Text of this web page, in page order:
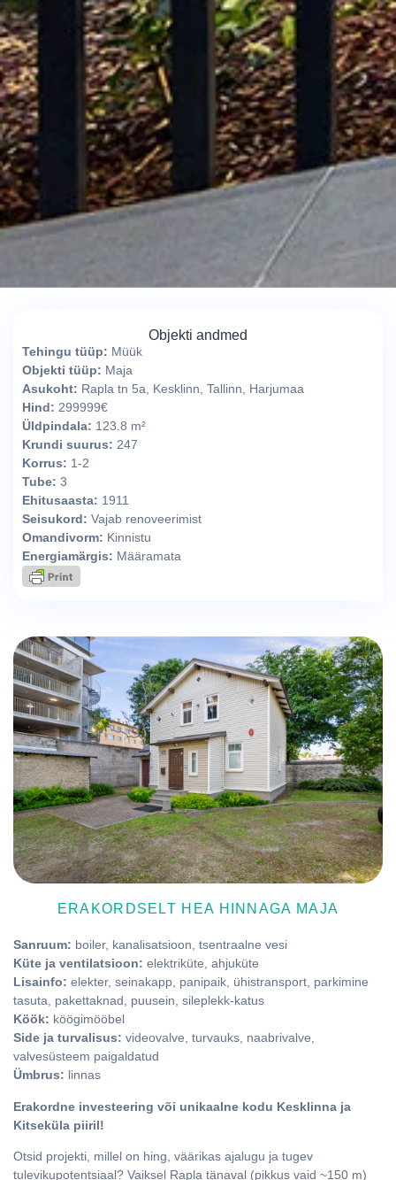
Objekti andmed
Tehingu tüüp: Müük
Objekti tüüp: Maja
Asukoht: Rapla tn 5a, Kesklinn, Tallinn, Harjumaa
Hind: 299999€
Üldpindala: 123.8 m²
Krundi suurus: 247
Korrus: 1-2
Tube: 3
Ehitusaasta: 1911
Seisukord: Vajab renoveerimist
Omandivorm: Kinnistu
Energiamärgis: Määramata
ERAKORDSELT HEA HINNAGA MAJA
Sanruum: boiler, kanalisatsioon, tsentraalne vesi
Küte ja ventilatsioon: elektriküte, ahjuküte
Lisainfo: elekter, seinakapp, panipaik, ühistransport, parkimine
tasuta, pakettaknad, puusein, sileplekk-katus
Köök: köögimööbel
Side ja turvalisus: videovalve, turvauks, naabrivalve,
valvesüsteem paigaldatud
Ümbrus: linnas
Erakordne investeering või unikaalne kodu Kesklinna ja
Kitseküla piiril!
Otsid projekti, millel on hing, väärikas ajalugu ja tugev
tulevikupotentsiaal? Vaiksel Rapla tänaval (pikkus vaid ~150 m)